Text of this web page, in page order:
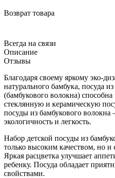
Возврат товара
Всегда на связи
Описание
Отзывы
Благодаря своему яркому эко-
натурального бамбука, посуда
(бамбукового волокна)
стеклянную и керамическую
посуды из бамбукового волокна
экологичность и легкость.
Набор детской посуды из
только высоким качеством, но
Яркая расцветка улучшает
ребенку. Посуда обладает
свойствами.